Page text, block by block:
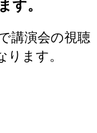
す。
講演会の視聴
ます。